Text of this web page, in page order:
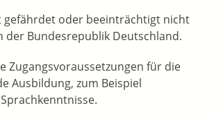
gefährdet oder beeinträchtigt nicht
der Bundesrepublik Deutschland.
Zugangsvoraussetzungen für die
Ausbildung, zum Beispiel